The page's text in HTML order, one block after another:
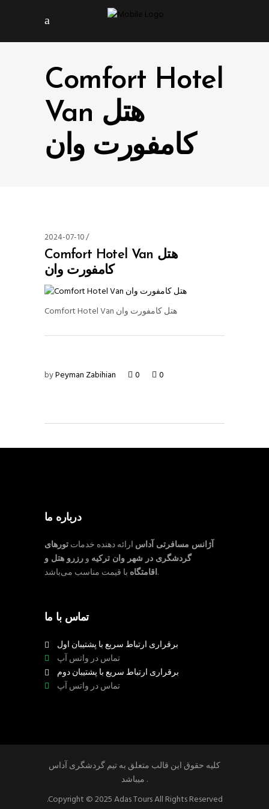
Comfort Hotel
Van هتل
کامفورت وان
2024-07-10
Comfort Hotel Van هتل
کامفورت وان
Comfort Hotel Van هتل کامفورت وان
byPeyman Zabihian 0 0
درباره ما
آژانس مسافرتی آداس ارائه دهنده خدماتتورهای
گردشگری در شهر وان ترکیه ورزرو هتل و
اقامتگاهبا قیمت مناسب می‌باشد.
تماس با ما
برقراری ارتباط سریع با پشتیبان اول
تماس در واتس آپ
برقراری ارتباط سریع با پشتیبان دوم
تماس در واتس آپ
کلیه حقوق این قالب متعلق به تیم گردشگری آداس
میباشد .
.Copyright © 2025 Adas Tours All Rights Reserved